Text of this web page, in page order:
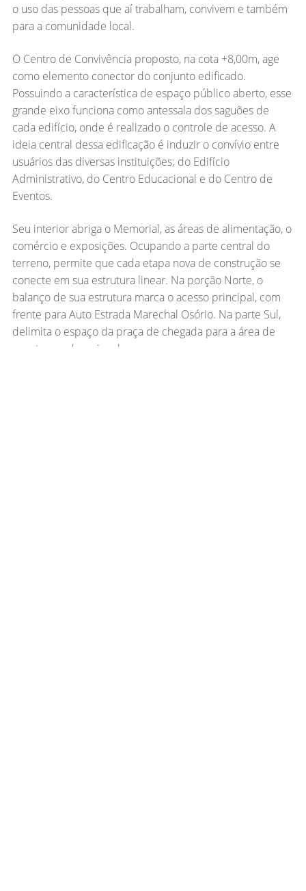
o uso das pessoas que aí trabalham, convivem e também
para a comunidade local.
O Centro de Convivência proposto, na cota +8,00m, age
como elemento conector do conjunto edificado.
Possuindo a característica de espaço público aberto, esse
grande eixo funciona como antessala dos saguões de
cada edifício, onde é realizado o controle de acesso. A
ideia central dessa edificação é induzir o convívio entre
usuários das diversas instituições; do Edifício
Administrativo, do Centro Educacional e do Centro de
Eventos.
Seu interior abriga o Memorial, as áreas de alimentação, o
comércio e exposições. Ocupando a parte central do
terreno, permite que cada etapa nova de construção se
conecte em sua estrutura linear. Na porção Norte, o
balanço de sua estrutura marca o acesso principal, com
frente para Auto Estrada Marechal Osório. Na parte Sul,
delimita o espaço da praça de chegada para a área de
eventos e educacional.